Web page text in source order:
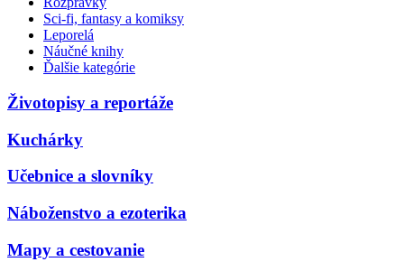
Sci-fi, fantasy a komiksy
Leporelá
Náučné knihy
Ďalšie kategórie
Životopisy a reportáže
Kuchárky
Učebnice a slovníky
Náboženstvo a ezoterika
Mapy a cestovanie